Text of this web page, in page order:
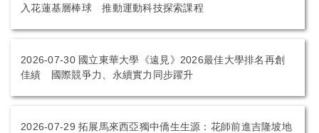
入花蓮基層棒球 推動運動科技探索課程
2026-07-30 國立東華大學《遠見》2026最佳大學排名再創
佳績 國際競爭力、永續實力同步躍升
2026-07-29拓展馬來西亞獨中僑生生源：花師前進吉隆坡地